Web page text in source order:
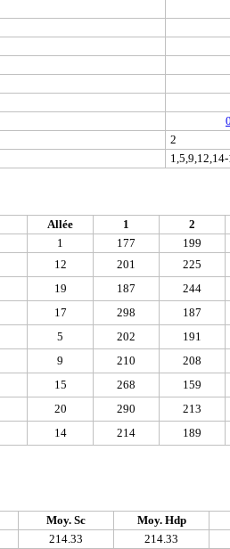
2
Allée 1 2
1 177 199
12 201 225
19 187 244
17 298 187
5 202 191
9 210 208
15 268 159
20 290 213
14 214 189
Moy. Sc Moy. Hdp
214.33 214.33